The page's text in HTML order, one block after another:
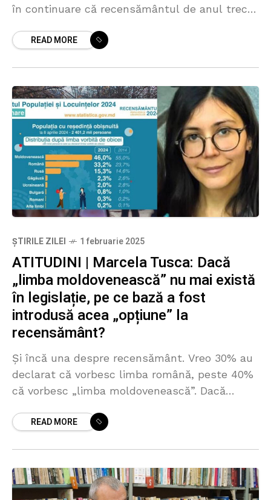
în continuare că recensământul de anul trecut
economice din Republica Moldova
READ MORE
ȘTIRILE ZILEI 1 februarie 2025
ATITUDINI | Marcela Tusca: Dacă
„limba moldovenească” nu mai există
în legislație, pe ce bază a fost
introdusă acea „opțiune” la
recensământ?
Și încă una despre recensământ. Vreo 30% au
declarat că vorbesc limba română, peste 40%
că vorbesc „limba moldovenească”. Dacă
READ MORE